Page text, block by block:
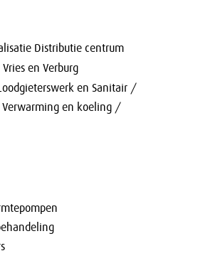
Distributie centrum
Vries en Verburg
en Sanitair /
en koeling /